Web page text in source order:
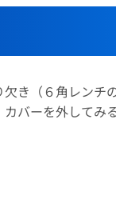
き（６角レンチ
バーを外してみ